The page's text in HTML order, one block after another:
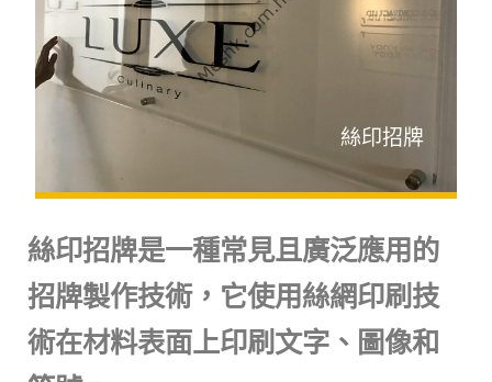
絲印招牌
絲印招牌是一種常見且廣泛應用的
招牌製作技術，它使用絲網印刷技
術在材料表面上印刷文字、圖像和